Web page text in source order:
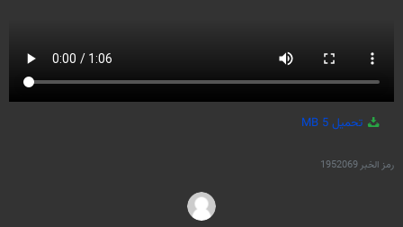
تحميل 5 MB
رمز الخبر1952069